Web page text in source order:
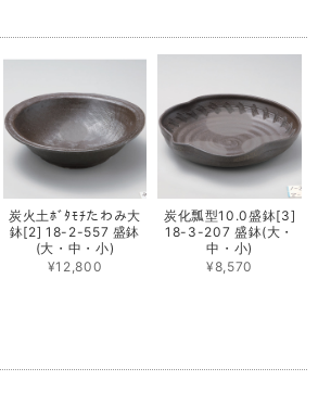
炭火土ﾎﾞﾀﾓﾁたわみ大
鉢[2] 18-2-557 盛鉢
(大・中・小)
¥12,800
炭化瓢型10.0盛鉢[3]
18-3-207 盛鉢(大・
中・小)
¥8,570